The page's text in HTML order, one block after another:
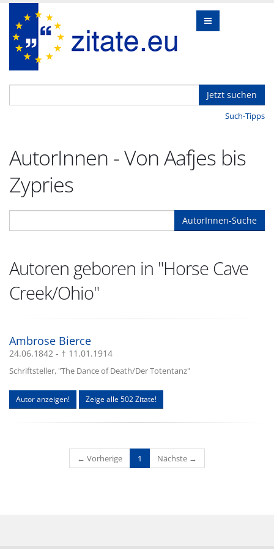
Jetzt suchen
Such-Tipps
AutorInnen - Von Aafjes bis
Zypries
AutorInnen-Suche
Autoren geboren in "Horse Cave
Creek/Ohio"
Ambrose Bierce
24.06.1842 - † 11.01.1914
Schriftsteller, "The Dance of Death/Der Totentanz"
Autor anzeigen! Zeige alle 502 Zitate!
← Vorherige 1 (current)
Nächste →